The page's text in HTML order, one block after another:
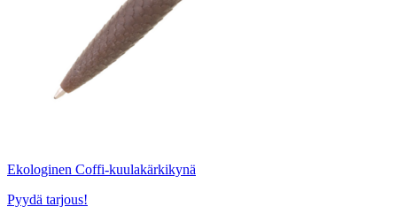
Ekologinen Coffi-kuulakärkikynä
Pyydä tarjous!